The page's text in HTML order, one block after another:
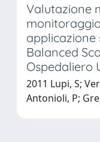
Valutazione
Balanced
Ospedaliero
2011 Lupi, S;
Antonioli, P;